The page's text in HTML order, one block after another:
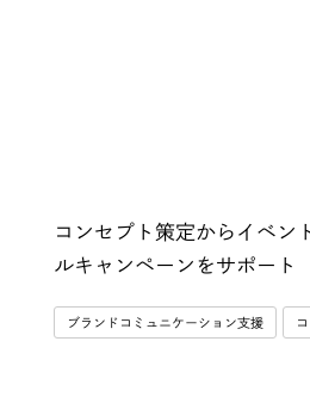
コンセプト策定からイベン
ルキャンペーンをサポート
ブランドコミュニケーション支援